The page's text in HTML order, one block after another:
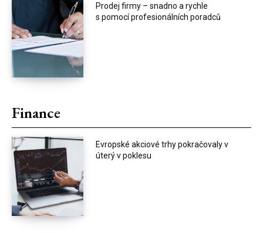
Prodej firmy – snadno a rychle
s pomocí profesionálních poradců
Finance
Evropské akciové trhy pokračovaly v
úterý v poklesu